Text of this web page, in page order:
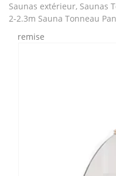
Saunas extérieur, Saunas
2-2.3m Sauna Tonneau
remise